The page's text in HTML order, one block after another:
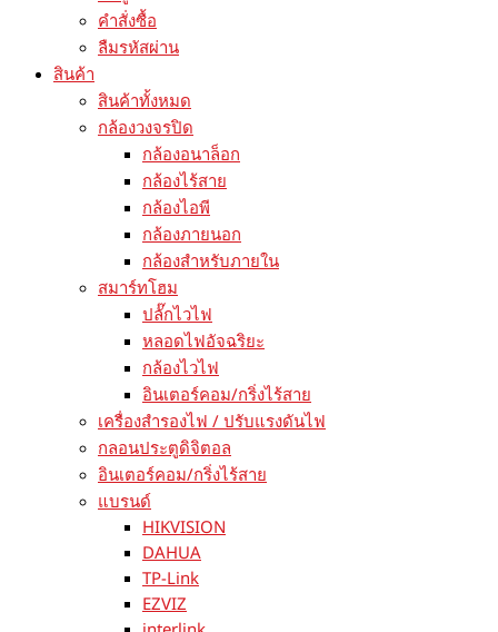
คำสั่งซื้อ
ลืมรหัสผ่าน
สินค้า
สินค้าทั้งหมด
กล้องวงจรปิด
กล้องอนาล็อก
กล้องไร้สาย
กล้องไอพี
กล้องภายนอก
กล้องสำหรับภายใน
สมาร์ทโฮม
ปลั๊กไวไฟ
หลอดไฟอัจฉริยะ
กล้องไวไฟ
อินเตอร์คอม/กริ่งไร้สาย
เครื่องสำรองไฟ / ปรับแรงดันไฟ
กลอนประตูดิจิตอล
อินเตอร์คอม/กริ่งไร้สาย
แบรนด์
HIKVISION
DAHUA
TP-Link
EZVIZ